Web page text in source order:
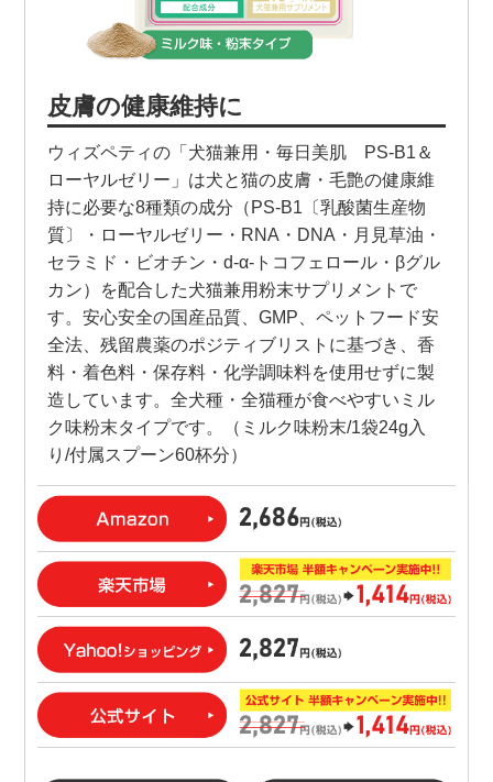
皮膚の健康維持に
ウィズペティの「犬猫兼用・毎日美肌 PS-B1＆
ローヤルゼリー」は犬と猫の皮膚・毛艶の健康維
持に必要な8種類の成分（PS-B1〔乳酸菌生産物
質〕・ローヤルゼリー・RNA・DNA・月見草油・
セラミド・ビオチン・d-α-トコフェロール・βグル
カン）を配合した犬猫兼用粉末サプリメントで
す。安心安全の国産品質、GMP、ペットフード安
全法、残留農薬のポジティブリストに基づき、香
料・着色料・保存料・化学調味料を使用せずに製
造しています。全犬種・全猫種が食べやすいミル
ク味粉末タイプです。（ミルク味粉末/1袋24g入
り/付属スプーン60杯分）